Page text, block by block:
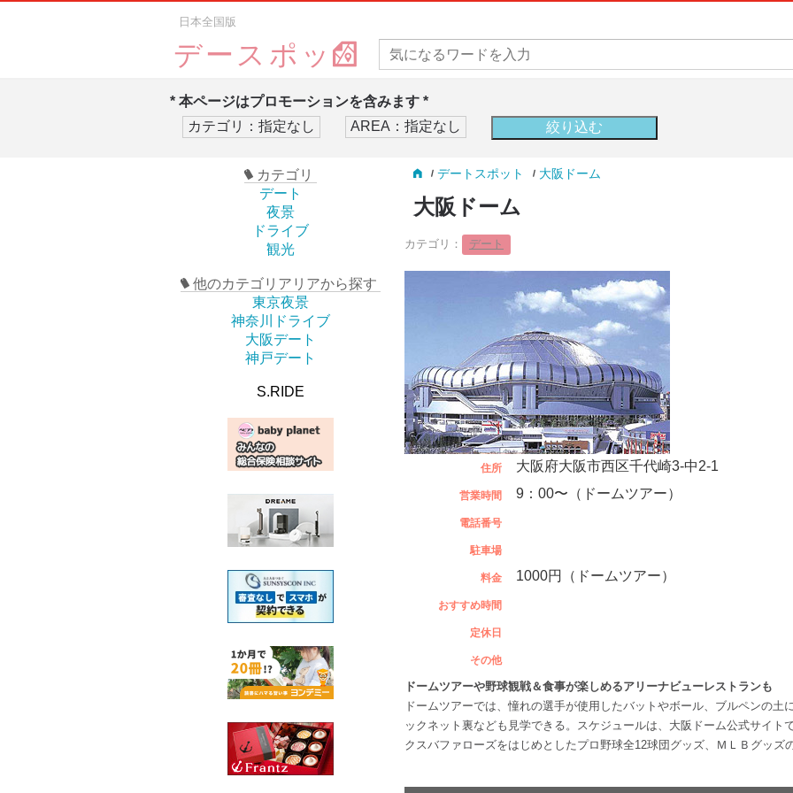
日本全国版
デースポッ
* 本ページはプロモーションを含みます *
カテゴリ
デート
夜景
ドライブ
観光
他のカテゴリアリアから探す
東京夜景
神奈川ドライブ
大阪デート
神戸デート
S.RIDE
デートスポット 大阪ドーム
大阪ドーム
カテゴリ： デート
住所 大阪府大阪市西区千代崎3-中2-1
営業時間 9：00〜（ドームツアー）
電話番号
駐車場
料金 1000円（ドームツアー）
おすすめ時間
定休日
その他
ドームツアーや野球観戦＆食事が楽しめるアリーナビューレストランも
ドームツアーでは、憧れの選手が使用したバットやボール、ブルペンの土
ックネット裏なども見学できる。スケジュールは、大阪ドーム公式サイト
クスバファローズをはじめとしたプロ野球全12球団グッズ、ＭＬＢグッズ